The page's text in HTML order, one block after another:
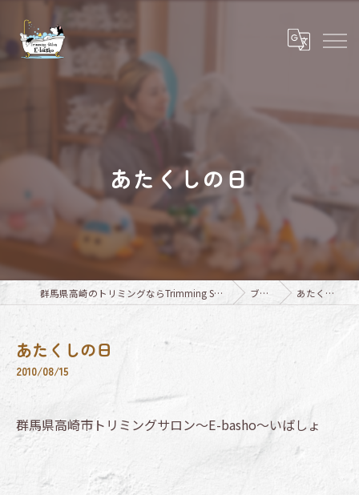
あたくしの日
群馬県高崎のトリミングならTrimming Salon E-basho ブログ あたくしの日
あたくしの日
2010/08/15
群馬県高崎市トリミングサロン～E-basho～いばしょ